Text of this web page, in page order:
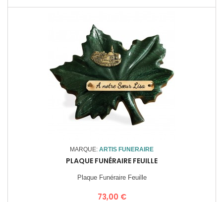
MARQUE: ARTIS FUNERAIRE
PLAQUE FUNÉRAIRE FEUILLE
Plaque Funéraire Feuille
Prix
73,00 €